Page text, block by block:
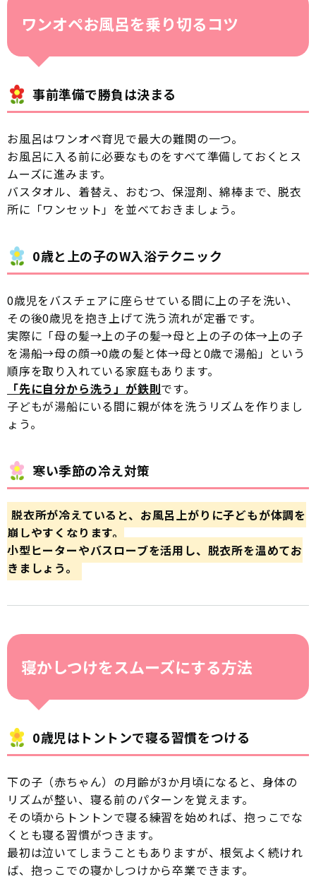
ワンオペお風呂を乗り切るコツ
事前準備で勝負は決まる
お風呂はワンオペ育児で最大の難関の一つ。
お風呂に入る前に必要なものをすべて準備しておくとス
ムーズに進みます。
バスタオル、着替え、おむつ、保湿剤、綿棒まで、脱衣
所に「ワンセット」を並べておきましょう。
0歳と上の子のW入浴テクニック
0歳児をバスチェアに座らせている間に上の子を洗い、
その後0歳児を抱き上げて洗う流れが定番です。
実際に「母の髪→上の子の髪→母と上の子の体→上の子
を湯船→母の顔→0歳の髪と体→母と0歳で湯船」という
順序を取り入れている家庭もあります。
「先に自分から洗う」が鉄則です。
子どもが湯船にいる間に親が体を洗うリズムを作りまし
ょう。
寒い季節の冷え対策
脱衣所が冷えていると、お風呂上がりに子どもが体調を
崩しやすくなります。
小型ヒーターやバスローブを活用し、脱衣所を温めてお
きましょう。
寝かしつけをスムーズにする方法
0歳児はトントンで寝る習慣をつける
下の子（赤ちゃん）の月齢が3か月頃になると、身体の
リズムが整い、寝る前のパターンを覚えます。
その頃からトントンで寝る練習を始めれば、抱っこでな
くとも寝る習慣がつきます。
最初は泣いてしまうこともありますが、根気よく続けれ
ば、抱っこでの寝かしつけから卒業できます。